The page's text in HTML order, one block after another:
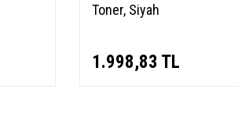
Toner, Siyah
1.998,83 TL